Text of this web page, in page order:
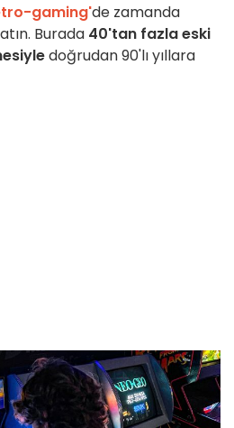
gaming'de zamanda
Burada 40'tan fazla eski
doğrudan 90'lı yıllara